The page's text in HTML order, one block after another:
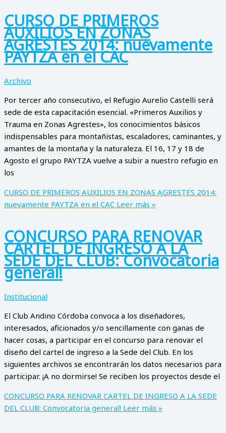
CURSO DE PRIMEROS
AUXILIOS EN ZONAS
AGRESTES 2014: nuevamente
PAYTZA en el CAC
Archivo
Por tercer año consecutivo, el Refugio Aurelio Castelli será
sede de esta capacitación esencial. «Primeros Auxilios y
Trauma en Zonas Agrestes», los conocimientos básicos
indispensables para montañistas, escaladores, caminantes, y
amantes de la montaña y la naturaleza. El 16, 17 y 18 de
Agosto el grupo PAYTZA vuelve a subir a nuestro refugio en
los
CURSO DE PRIMEROS AUXILIOS EN ZONAS AGRESTES 2014:
nuevamente PAYTZA en el CAC Leer más »
CONCURSO PARA RENOVAR
CARTEL DE INGRESO A LA
SEDE DEL CLUB: Convocatoria
general!
Institucional
El Club Andino Córdoba convoca a los diseñadores,
interesados, aficionados y/o sencillamente con ganas de
hacer cosas, a participar en el concurso para renovar el
diseño del cartel de ingreso a la Sede del Club. En los
siguientes archivos se encontrarán los datos necesarios para
participar. ¡A no dormirse! Se reciben los proyectos desde el
CONCURSO PARA RENOVAR CARTEL DE INGRESO A LA SEDE
DEL CLUB: Convocatoria general! Leer más »